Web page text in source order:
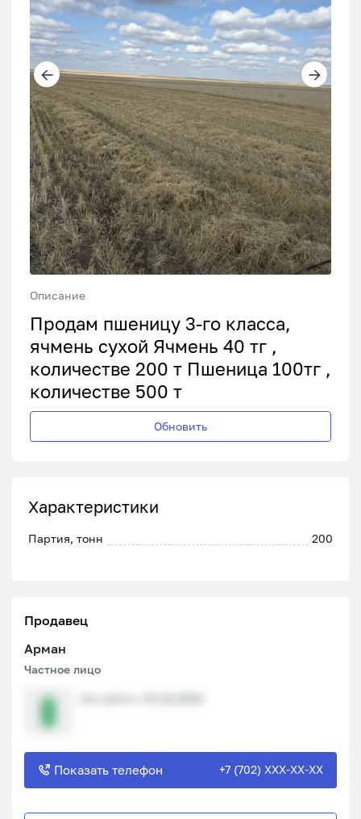
Описание
Продам пшеницу 3-го класса,
ячмень сухой Ячмень 40 тг ,
количестве 200 т Пшеница 100тг ,
количестве 500 т
Обновить
Характеристики
Партия, тонн 200
Продавец
Арман
Частное лицо
Показать телефон +7 (702) XXX-XX-XX